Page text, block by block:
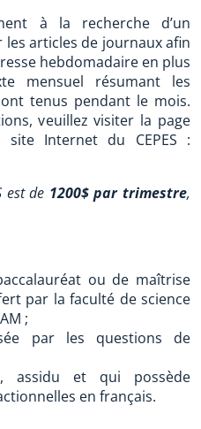
à la recherche d’un
articles de journaux afin
hebdomadaire en plus
mensuel résumant les
tenus pendant le mois.
veuillez visiter la page
Internet du CEPES :
est de 1200$ par trimestre,
ou de maîtrise
par la faculté de science
;
par les questions de
assidu et qui possède
en français.